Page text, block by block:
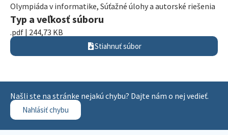
Olympiáda v informatike, Súťažné úlohy a autorské riešenia
Typ a veľkosť súboru
.pdf | 244,73 KB
Stiahnuť súbor
Našli ste na stránke nejakú chybu? Dajte nám o nej vedieť.
Nahlásiť chybu